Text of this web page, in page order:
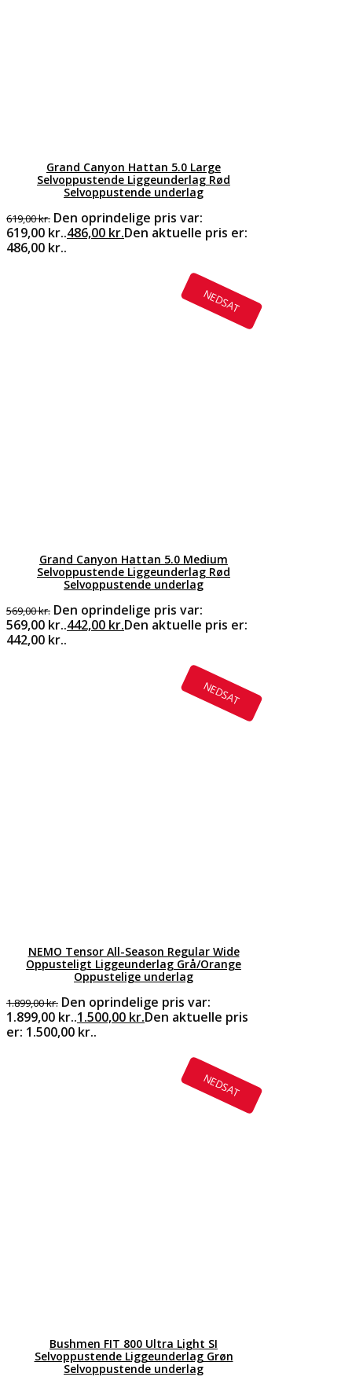
Grand Canyon Hattan 5.0 Large
Selvoppustende Liggeunderlag Rød
Selvoppustende underlag
619,00kr. Den oprindelige pris var:
619,00 kr..486,00 kr.Den aktuelle pris er:
486,00 kr..
NEDSAT
Grand Canyon Hattan 5.0 Medium
Selvoppustende Liggeunderlag Rød
Selvoppustende underlag
569,00kr. Den oprindelige pris var:
569,00 kr..442,00 kr.Den aktuelle pris er:
442,00 kr..
NEDSAT
NEMO Tensor All-Season Regular Wide
Oppusteligt Liggeunderlag Grå/Orange
Oppustelige underlag
1.899,00kr. Den oprindelige pris var:
1.899,00 kr..1.500,00 kr.Den aktuelle pris
er: 1.500,00 kr..
NEDSAT
Bushmen FIT 800 Ultra Light SI
Selvoppustende Liggeunderlag Grøn
Selvoppustende underlag